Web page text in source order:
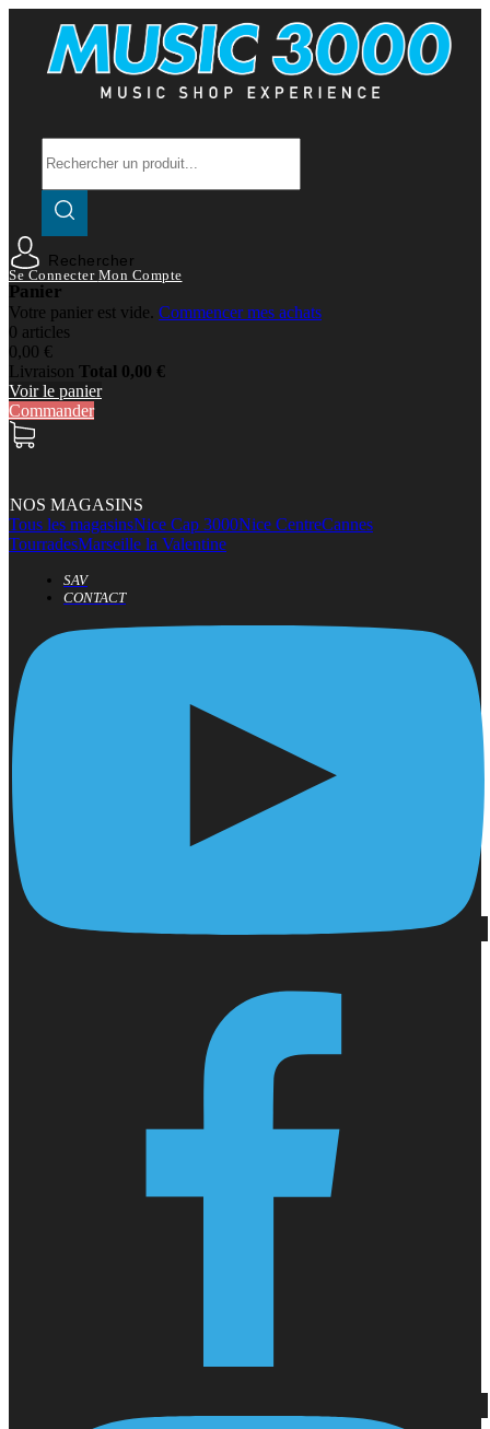
Rechercher
Se Connecter Mon Compte
Panier
Votre panier est vide. Commencer mes achats
0 articles
0,00 €
Livraison Total 0,00 €
Voir le panier
Commander
NOS MAGASINS
Tous les magasinsNice Cap 3000Nice CentreCannes
TourradesMarseille la Valentine
SAV
CONTACT